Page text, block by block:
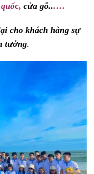
quốc, cửa gỗ...…
cho khách hàng sự
tưởng.